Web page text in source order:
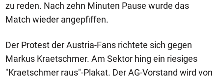
zu reden. Nach zehn Minuten Pause wurde das
Match wieder angepfiffen.
Der Protest der Austria-Fans richtete sich gegen
Markus Kraetschmer. Am Sektor hing ein riesiges
"Kraetschmer raus"-Plakat. Der AG-Vorstand wird von